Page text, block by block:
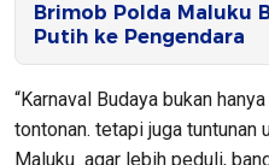
Brimob Polda Maluku
Putih ke Pengendara
“Karnaval Budaya bukan
tontonan. tetapi juga tuntunan
Maluku agar lebih peduli,